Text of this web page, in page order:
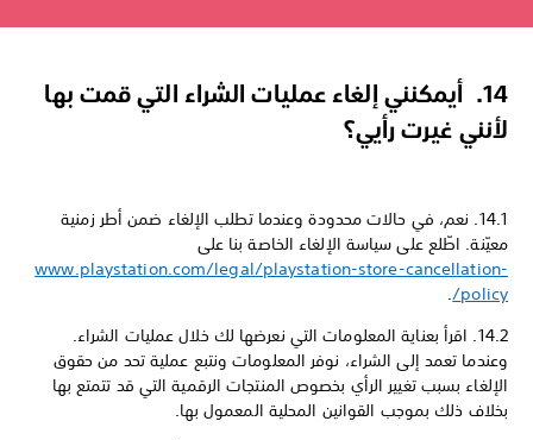
14. أيمكنني إلغاء عمليات الشراء التي قمت بها
لأنني غيرت رأيي؟
14.1. نعم، في حالات محدودة وعندما تطلب الإلغاء ضمن أطر زمنية
معيّنة. اطّلع على سياسة الإلغاء الخاصة بنا على
www.playstation.com/legal/playstation-store-cancellation-
policy/
.
14.2. اقرأ بعناية المعلومات التي نعرضها لك خلال عمليات الشراء.
وعندما تعمد إلى الشراء، نوفر المعلومات ونتبع عملية تحد من حقوق
الإلغاء بسبب تغيير الرأي بخصوص المنتجات الرقمية التي قد تتمتع بها
بخلاف ذلك بموجب القوانين المحلية المعمول بها.